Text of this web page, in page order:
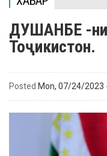
ДУШАНБЕ -
Тоҷикистон.
Posted Mon, 07/24/2023